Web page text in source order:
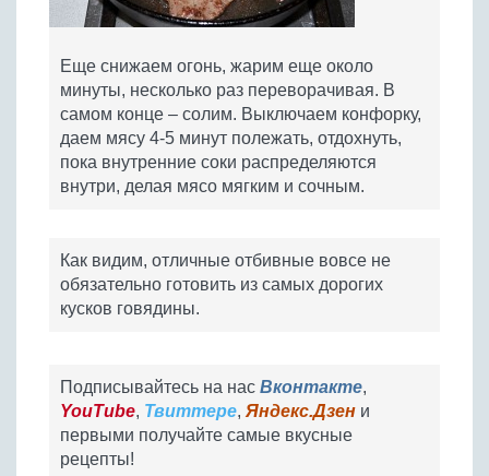
Еще снижаем огонь, жарим еще около
минуты, несколько раз переворачивая. В
самом конце – солим. Выключаем конфорку,
даем мясу 4-5 минут полежать, отдохнуть,
пока внутренние соки распределяются
внутри, делая мясо мягким и сочным.
Как видим, отличные отбивные вовсе не
обязательно готовить из самых дорогих
кусков говядины.
Подписывайтесь на нас Вконтакте,
YouTube, Твиттере, Яндекс.Дзен и
первыми получайте самые вкусные
рецепты!